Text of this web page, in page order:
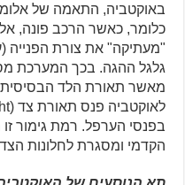
באוקטביה, התאמה של
כלומר, כאשר הרכב פונה,
"מעתיקה" את צורת הפנייה
גלגל ההגה. בכך המערכת
בפנסי הערפל. רמת גימור זו
הקדמי ומסגרת לחלונות הצד